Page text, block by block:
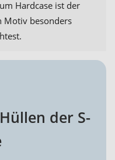
Hardcase ist der
Motiv besonders
der S-